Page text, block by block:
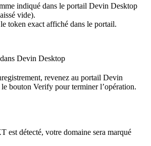
indiqué dans le portail Devin Desktop
vide).
token exact affiché dans le portail.
Devin Desktop
revenez au portail Devin
bouton Verify pour terminer l’opération.
est détecté, votre domaine sera marqué